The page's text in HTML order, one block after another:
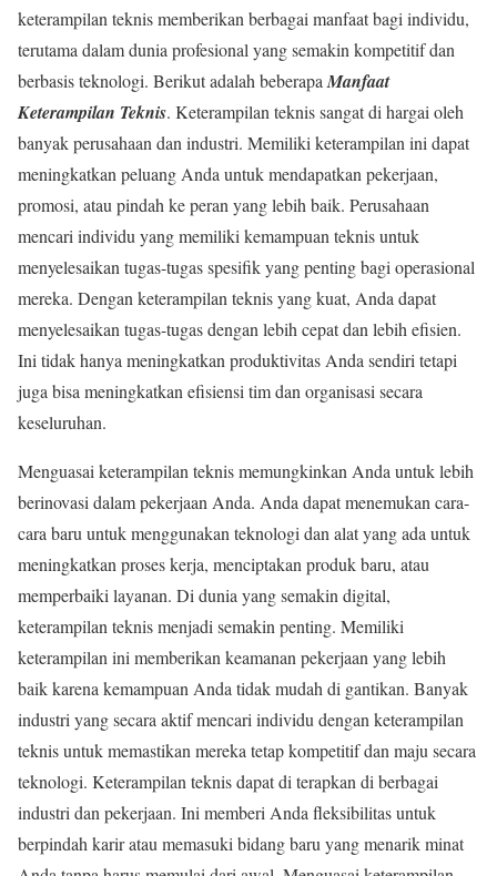
keterampilan teknis memberikan berbagai manfaat bagi individu,
terutama dalam dunia profesional yang semakin kompetitif dan
berbasis teknologi. Berikut adalah beberapa Manfaat
Keterampilan Teknis. Keterampilan teknis sangat di hargai oleh
banyak perusahaan dan industri. Memiliki keterampilan ini dapat
meningkatkan peluang Anda untuk mendapatkan pekerjaan,
promosi, atau pindah ke peran yang lebih baik. Perusahaan
mencari individu yang memiliki kemampuan teknis untuk
menyelesaikan tugas-tugas spesifik yang penting bagi operasional
mereka. Dengan keterampilan teknis yang kuat, Anda dapat
menyelesaikan tugas-tugas dengan lebih cepat dan lebih efisien.
Ini tidak hanya meningkatkan produktivitas Anda sendiri tetapi
juga bisa meningkatkan efisiensi tim dan organisasi secara
keseluruhan.
Menguasai keterampilan teknis memungkinkan Anda untuk lebih
berinovasi dalam pekerjaan Anda. Anda dapat menemukan cara-
cara baru untuk menggunakan teknologi dan alat yang ada untuk
meningkatkan proses kerja, menciptakan produk baru, atau
memperbaiki layanan. Di dunia yang semakin digital,
keterampilan teknis menjadi semakin penting. Memiliki
keterampilan ini memberikan keamanan pekerjaan yang lebih
baik karena kemampuan Anda tidak mudah di gantikan. Banyak
industri yang secara aktif mencari individu dengan keterampilan
teknis untuk memastikan mereka tetap kompetitif dan maju secara
teknologi. Keterampilan teknis dapat di terapkan di berbagai
industri dan pekerjaan. Ini memberi Anda fleksibilitas untuk
berpindah karir atau memasuki bidang baru yang menarik minat